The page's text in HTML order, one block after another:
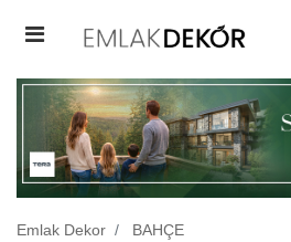
Emlak Dekor
BAHÇE